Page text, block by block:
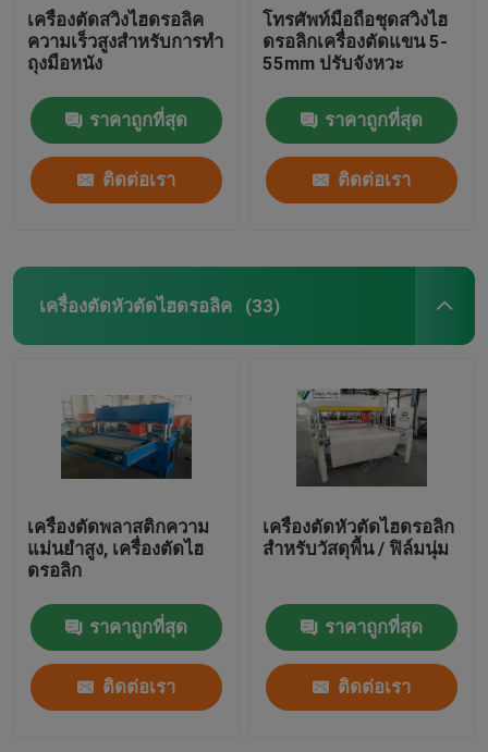
เครื่องตัดสวิงไฮดรอลิค
ความเร็วสูงสำหรับการทำ
ถุงมือหนัง
ราคาถูกที่สุด
ติดต่อเรา
โทรศัพท์มือถือชุดสวิงไฮ
ดรอลิกเครื่องตัดแขน 5-
55mm ปรับจังหวะ
ราคาถูกที่สุด
ติดต่อเรา
เครื่องตัดหัวตัดไฮดรอลิค (33)
เครื่องตัดพลาสติกความ
แม่นยำสูง, เครื่องตัดไฮ
ดรอลิก
ราคาถูกที่สุด
ติดต่อเรา
เครื่องตัดหัวตัดไฮดรอลิก
สำหรับวัสดุพื้น / ฟิล์มนุ่ม
ราคาถูกที่สุด
ติดต่อเรา